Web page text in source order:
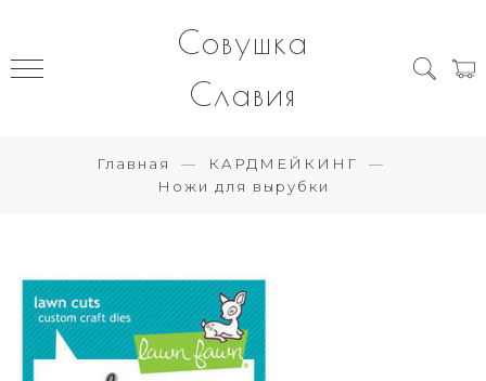
Совушка
Славия
Главная
КАРДМЕЙКИНГ
Ножи для вырубки